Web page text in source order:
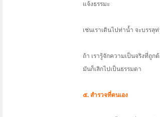
แจ้งธรรมะ
เช่นเราเดินไปท่าน้ำ จะบรรลุ
ถ้า เรารู้จักความเป็นจริงที่ถูก
มันก็เลิกไปเป็นธรรมดา
๕. สำรวจที่ตนเอง